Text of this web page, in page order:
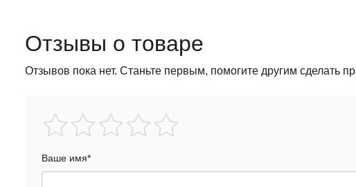
Отзывы о товаре
Отзывов пока нет. Станьте первым, помогите другим сделать
Ваше имя*